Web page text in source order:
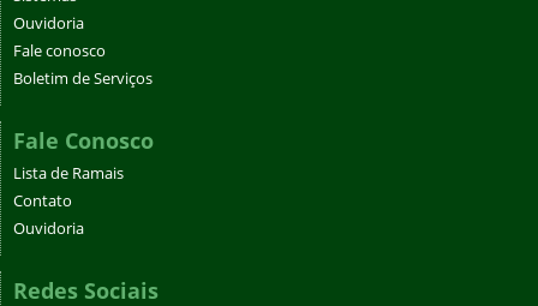
Ouvidoria
Fale conosco
Boletim de Serviços
Fale Conosco
Lista de Ramais
Contato
Ouvidoria
Redes Sociais